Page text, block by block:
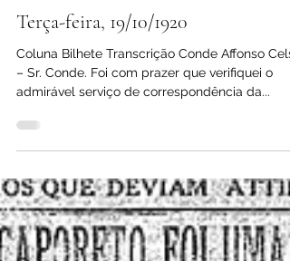
Terça-feira, 19/10/1920
Coluna Bilhete Transcrição Conde Affonso
– Sr. Conde. Foi com prazer que verifiquei o